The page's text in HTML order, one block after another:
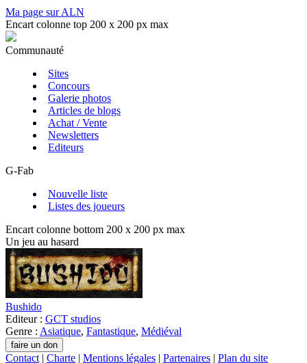
Ma page sur ALN
Encart colonne top 200 x 200 px max
Communauté
Sites
Concours
Galerie photos
Articles de blogs
Achat / Vente
Newsletters
Editeurs
G-Fab
Nouvelle liste
Listes des joueurs
Encart colonne bottom 200 x 200 px max
Un jeu au hasard
Bushido
Editeur : GCT studios
Genre : Asiatique, Fantastique, Médiéval
Contact | Charte | Mentions légales | Partenaires | Plan du site